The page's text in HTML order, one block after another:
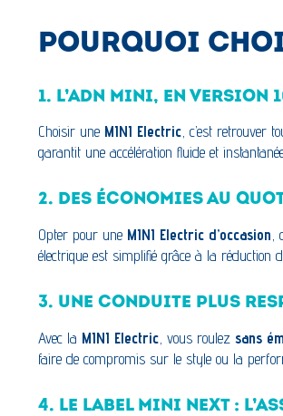
POURQUOI
1. L’ADN MINI, EN VERSION
Choisir une MINI Electric, c’est retrouver
garantit une accélération fluide et
2. DES ÉCONOMIES AU
Opter pour une MINI Electric d’occasion,
électrique est simplifié grâce à la réduction
3. UNE CONDUITE PLUS
Avec la MINI Electric , vous roulez sans
faire de compromis sur le style ou la
4. LE LABEL MINI NEXT :